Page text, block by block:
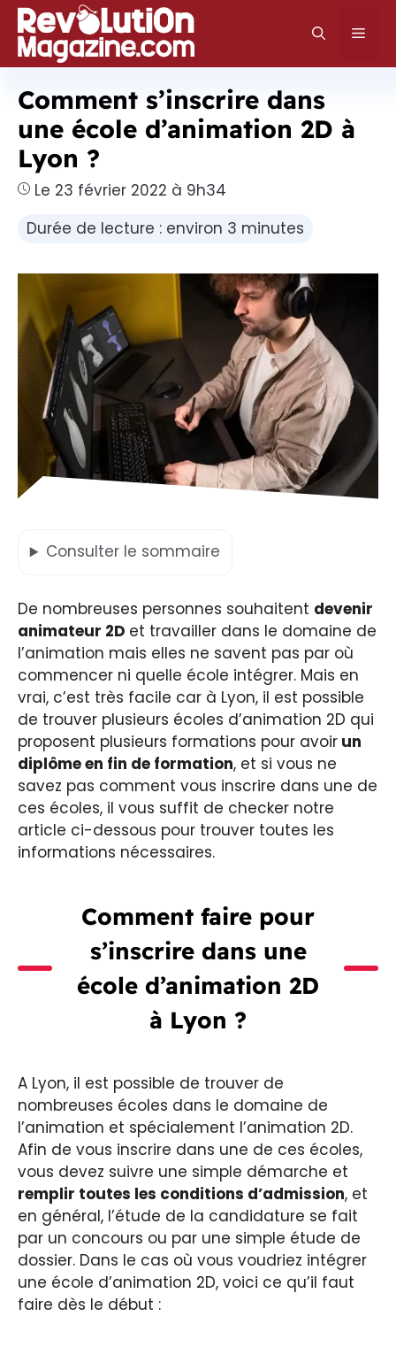
Aller
au
contenu
Comment s’inscrire dans
une école d’animation 2D à
Lyon ?
Le 23 février 2022 à 9h34
Durée de lecture : environ 3 minutes
Consulter le sommaire
De nombreuses personnes souhaitent devenir
animateur 2D et travailler dans le domaine de
l’animation mais elles ne savent pas par où
commencer ni quelle école intégrer. Mais en
vrai, c’est très facile car à Lyon, il est possible
de trouver plusieurs écoles d’animation 2D qui
proposent plusieurs formations pour avoir un
diplôme en fin de formation, et si vous ne
savez pas comment vous inscrire dans une de
ces écoles, il vous suffit de checker notre
article ci-dessous pour trouver toutes les
informations nécessaires.
Comment faire pour
s’inscrire dans une
école d’animation 2D
à Lyon ?
A Lyon, il est possible de trouver de
nombreuses écoles dans le domaine de
l’animation et spécialement l’animation 2D.
Afin de vous inscrire dans une de ces écoles,
vous devez suivre une simple démarche et
remplir toutes les conditions d’admission, et
en général, l’étude de la candidature se fait
par un concours ou par une simple étude de
dossier. Dans le cas où vous voudriez intégrer
une école d’animation 2D, voici ce qu’il faut
faire dès le début :